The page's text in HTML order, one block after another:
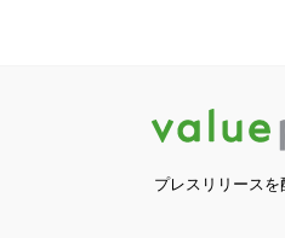
プレスリリース